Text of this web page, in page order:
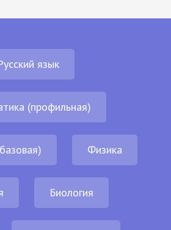
язык
(профильная)
Физика
Биология